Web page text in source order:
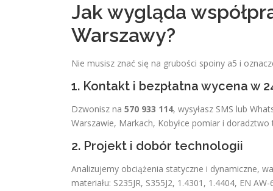
Jak wygląda
Warszawy?
Nie musisz znać się na grubości spoiny a5 i
1. Kontakt i bezpłatna wycena w
Dzwonisz na 570 933 114, wysyłasz SMS lub
Warszawie, Markach, Kobyłce pomiar i
2. Projekt i dobór technologii
Analizujemy obciążenia statyczne i dynamiczne,
materiału: S235JR, S355J2, 1.4301, 1.4404, EN